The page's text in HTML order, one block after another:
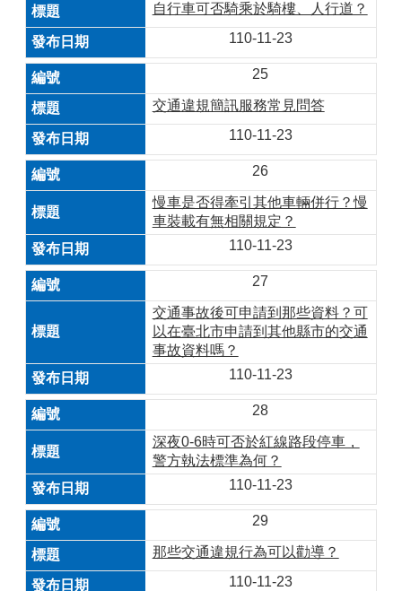
自行車可否騎乘於騎樓、人行道？
110-11-23
25
交通違規簡訊服務常見問答
110-11-23
26
慢車是否得牽引其他車輛併行？慢
車裝載有無相關規定？
110-11-23
27
交通事故後可申請到那些資料？可
以在臺北市申請到其他縣市的交通
事故資料嗎？
110-11-23
28
深夜0-6時可否於紅線路段停車，
警方執法標準為何？
110-11-23
29
那些交通違規行為可以勸導？
110-11-23